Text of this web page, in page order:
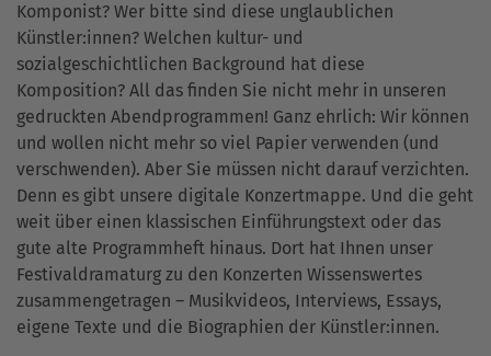
Komponist? Wer bitte sind diese unglaublichen
Künstler:innen? Welchen kultur- und
sozialgeschichtlichen Background hat diese
Komposition? All das finden Sie nicht mehr in unseren
gedruckten Abendprogrammen! Ganz ehrlich: Wir können
und wollen nicht mehr so viel Papier verwenden (und
verschwenden). Aber Sie müssen nicht darauf verzichten.
Denn es gibt unsere digitale Konzertmappe. Und die geht
weit über einen klassischen Einführungstext oder das
gute alte Programmheft hinaus. Dort hat Ihnen unser
Festivaldramaturg zu den Konzerten Wissenswertes
zusammengetragen – Musikvideos, Interviews, Essays,
eigene Texte und die Biographien der Künstler:innen.